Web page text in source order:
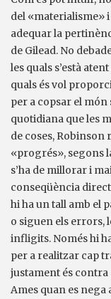
del «materialisme»
adequar la
de Gilead. No
les quals s’està
quals és vol
per a copsar el món
quotidiana que les
de coses, Robinson
«progrés», segons
s’ha de millorar i
conseqüència
hi ha un tall amb el
o siguen els errors,
infligits. Només hi
per a realitzar cap
justament és contra
Ames quan es